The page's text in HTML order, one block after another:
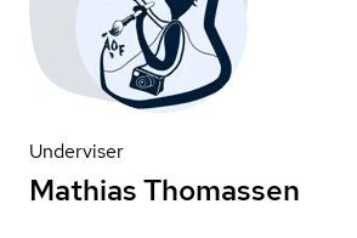
Underviser
Mathias Thomassen